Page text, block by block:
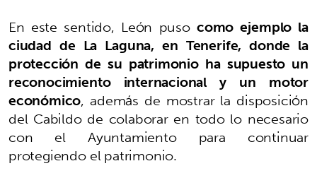
En este sentido, León puso como ejemplo la
ciudad de La Laguna, en Tenerife, donde la
protección de su patrimonio ha supuesto un
reconocimiento internacional y un motor
económico, además de mostrar la disposición
del Cabildo de colaborar en todo lo necesario
con el Ayuntamiento para continuar
protegiendo el patrimonio.